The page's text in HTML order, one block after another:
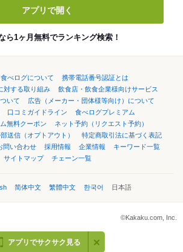
アプリでサクサク見る
アプリで開く
ら1ヶ月無料でランキング検索！
食べログについて
携帯電話番号認証とは
対する取り組み
飲食店・飲食企業様向けサービス
いて
広告（メーカー・団体様等向け）について
口コミガイドライン
食べログプレミアム
無料クーポン
ネット予約（リクエスト予約）
送信（オプトアウト）
特定商取引法に基づく表記
問い合わせ 採用情報 企業情報
キーワード一覧
サイトマップ
チェーン一覧
简体中文 繁體中文 한국어 日本語
©Kakaku.com, Inc.